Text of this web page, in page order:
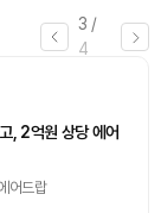
3 /
4
2억원 상당 에어
어드랍